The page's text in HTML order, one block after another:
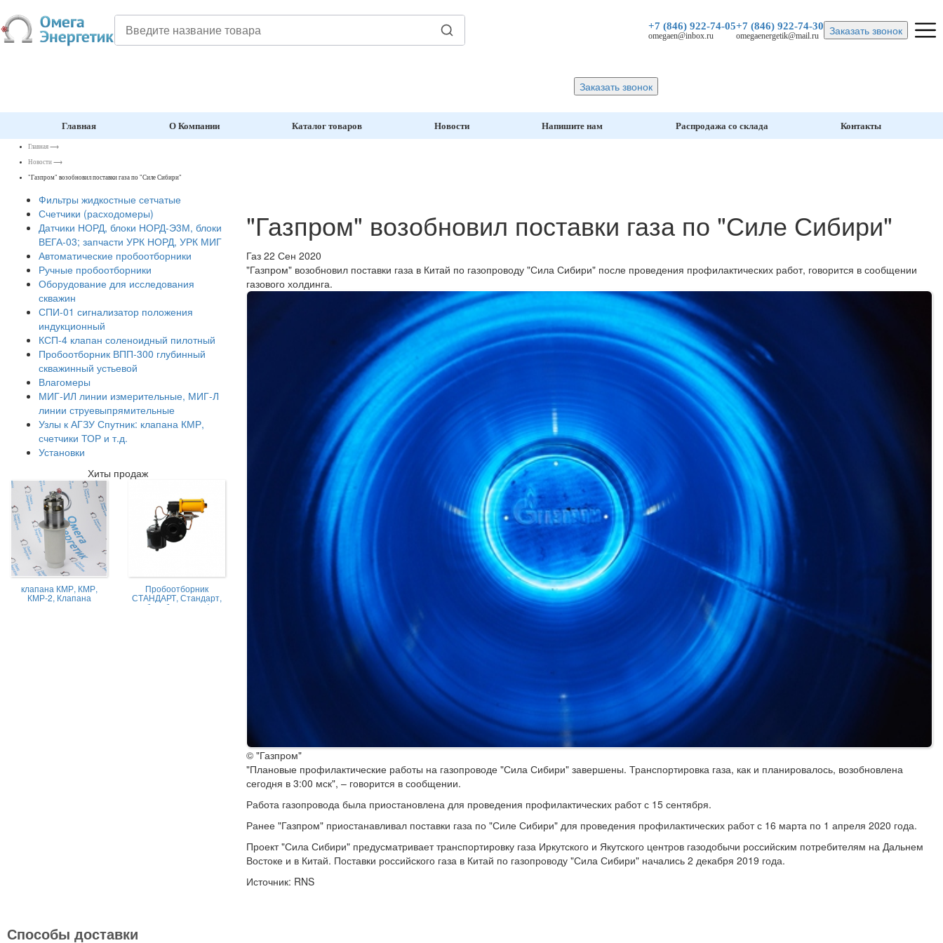
+7 (846) 922-74-05
omegaen@inbox.ru
+7 (846) 922-74-30
omegaenergetik@mail.ru Заказать звонок
Заказать звонок
Главная О Компании Каталог товаров Новости Напишите нам Распродажа со склада Контакты
Главная ⟶
Новости ⟶
"Газпром" возобновил поставки газа по "Силе Сибири"
"Газпром" возобновил поставки газа по "Силе Сибири"
Газ 22 Сен 2020
"Газпром" возобновил поставки газа в Китай по газопроводу "Сила Сибири" после проведения профилактических работ, говорится в сообщении
газового холдинга.
© "Газпром"
"Плановые профилактические работы на газопроводе "Сила Сибири" завершены. Транспортировка газа, как и планировалось, возобновлена
сегодня в 3:00 мск", – говорится в сообщении.
Работа газопровода была приостановлена для проведения профилактических работ с 15 сентября.
Ранее "Газпром" приостанавливал поставки газа по "Силе Сибири" для проведения профилактических работ с 16 марта по 1 апреля 2020 года.
Проект "Сила Сибири" предусматривает транспортировку газа Иркутского и Якутского центров газодобычи российским потребителям на Дальнем
Востоке и в Китай. Поставки российского газа в Китай по газопроводу "Сила Сибири" начались 2 декабря 2019 года.
Источник: RNS
Фильтры жидкостные сетчатые
Счетчики (расходомеры)
Датчики НОРД, блоки НОРД-Э3М, блоки
ВЕГА-03; запчасти УРК НОРД, УРК МИГ
Автоматические пробоотборники
Ручные пробоотборники
Оборудование для исследования
скважин
СПИ-01 сигнализатор положения
индукционный
КСП-4 клапан соленоидный пилотный
Пробоотборник ВПП-300 глубинный
скважинный устьевой
Влагомеры
МИГ-ИЛ линии измерительные, МИГ-Л
линии струевыпрямительные
Узлы к АГЗУ Спутник: клапана КМР,
счетчики ТОР и т.д.
Установки
Хиты продаж
клапана КМР, КМР,
КМР-2, Клапана
магниторегулируемые
Пробоотборник
СТАНДАРТ, Стандарт,
пробоотборник нефти,
Способы доставки